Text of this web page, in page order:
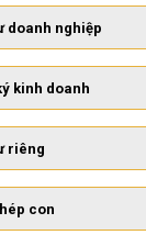
doanh nghiệp
kinh doanh
riêng
con